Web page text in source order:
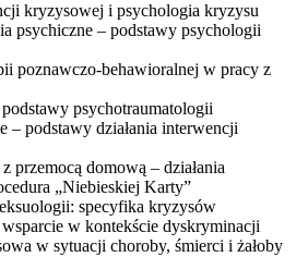
kryzysowej i psychologia kryzysu
psychiczne – podstawy psychologii
poznawczo-behawioralnej w pracy z
psychotraumatologii
– podstawy działania interwencji
przemocą domową – działania
„Niebieskiej Karty”
specyfika kryzysów
w kontekście dyskryminacji
w sytuacji choroby, śmierci i żałoby